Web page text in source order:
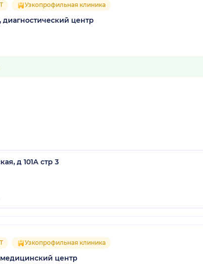
Узкопрофильная клиника
центр
д 101А стр 3
Узкопрофильная клиника
центр